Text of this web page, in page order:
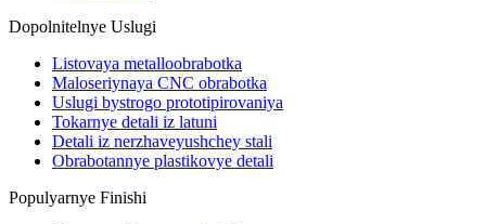
Dopolnitelnye Uslugi
Listovaya metalloobrabotka
Maloseriynaya CNC obrabotka
Uslugi bystrogo prototipirovaniya
Tokarnye detali iz latuni
Detali iz nerzhaveyushchey stali
Obrabotannye plastikovye detali
Populyarnye Finishi